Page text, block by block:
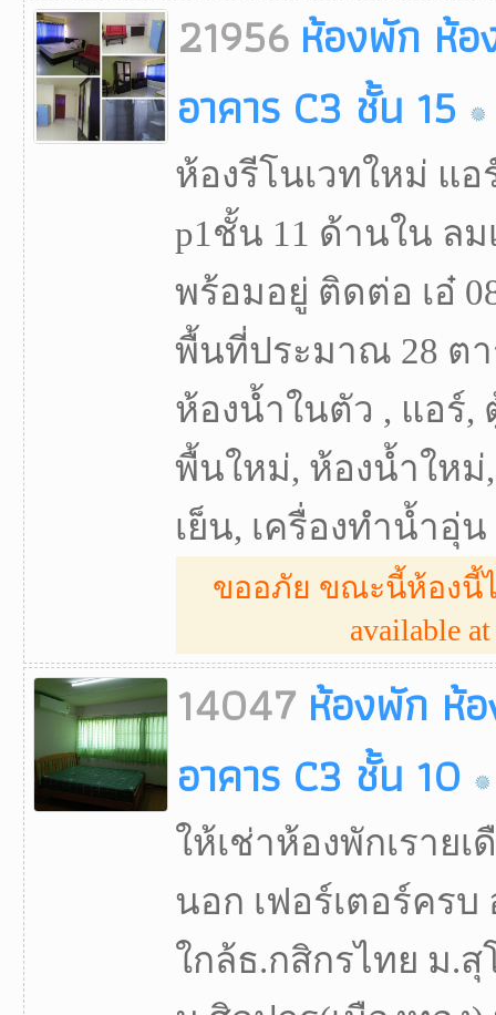
21956 ห้องพัก ห้อ
อาคาร C3 ชั้น 15
ห้องรีโนเวทใหม่ แอ
p1ชั้น 11 ด้านใน ล
พร้อมอยู่ ติดต่อ เอ๋
พื้นที่ประมาณ 28 ตา
ห้องน้ำในตัว , แอร์,
พื้นใหม่, ห้องน้ำใหม่
เย็น, เครื่องทำน้ำอุ่น
ขออภัย ขณะนี้ห้องนี้ไ
available
14047 ห้องพัก ห้
อาคาร C3 ชั้น 10
ให้เช่าห้องพักเราย
นอก เฟอร์เตอร์คร
ใกล้ธ.กสิกรไทย ม.สุ